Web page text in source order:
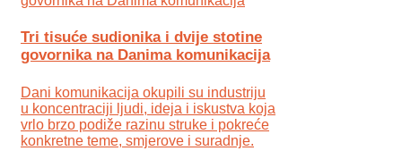
Tri tisuće sudionika i dvije stotine
govornika na Danima komunikacija
Dani komunikacija okupili su industriju
u koncentraciji ljudi, ideja i iskustva koja
vrlo brzo podiže razinu struke i pokreće
konkretne teme, smjerove i suradnje.